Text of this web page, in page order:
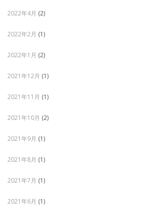
2022年4月 (2)
2022年2月 (1)
2022年1月 (2)
2021年12月 (1)
2021年11月 (1)
2021年10月 (2)
2021年9月 (1)
2021年8月 (1)
2021年7月 (1)
2021年6月 (1)